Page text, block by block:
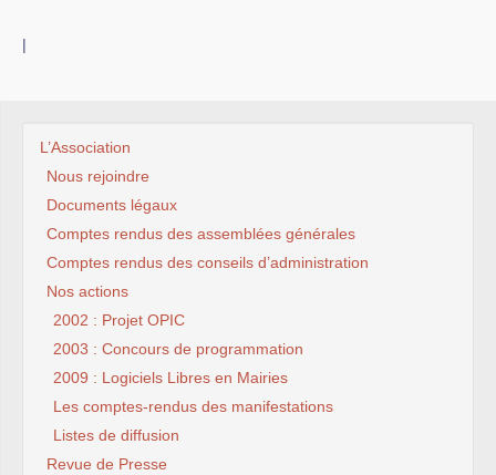
|
L’Association
Nous rejoindre
Documents légaux
Comptes rendus des assemblées générales
Comptes rendus des conseils d’administration
Nos actions
2002 : Projet OPIC
2003 : Concours de programmation
2009 : Logiciels Libres en Mairies
Les comptes-rendus des manifestations
Listes de diffusion
Revue de Presse